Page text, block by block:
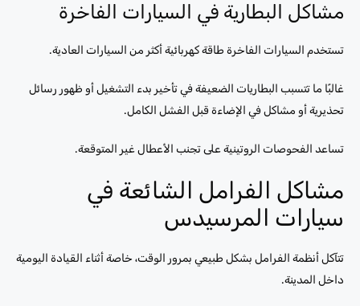
مشاكل البطارية في السيارات الفاخرة
تستخدم السيارات الفاخرة طاقة كهربائية أكثر من السيارات العادية.
غالبًا ما تتسبب البطاريات الضعيفة في تأخير بدء التشغيل أو ظهور رسائل
تحذيرية أو مشاكل في الإضاءة قبل الفشل الكامل.
تساعد الفحوصات الروتينية على تجنب الأعطال غير المتوقعة.
مشاكل الفرامل الشائعة في
سيارات المرسيدس
تتآكل أنظمة الفرامل بشكل طبيعي بمرور الوقت، خاصة أثناء القيادة اليومية
داخل المدينة.